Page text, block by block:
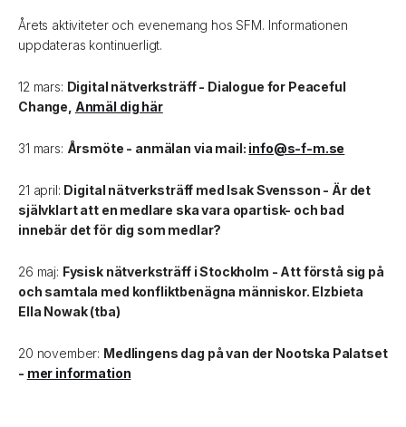
Årets aktiviteter och evenemang hos SFM. Informationen
uppdateras kontinuerligt.
12 mars: Digital nätverksträff - Dialogue for Peaceful
Change, Anmäl dig här
31 mars: Årsmöte - anmälan via mail: info@s-f-m.se
21 april: Digital nätverksträff med Isak Svensson - Är det
självklart att en medlare ska vara opartisk- och bad
innebär det för dig som medlar?
26 maj: Fysisk nätverksträff i Stockholm - Att förstå sig på
och samtala med konfliktbenägna människor. Elzbieta
Ella Nowak (tba)
20 november: Medlingens dag på van der Nootska Palatset
- mer information